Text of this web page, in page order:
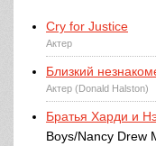
Cry for Justice
Актер
Близкий
Актер (Donald Halston)
Братья Харди и
Boys/Nancy Drew